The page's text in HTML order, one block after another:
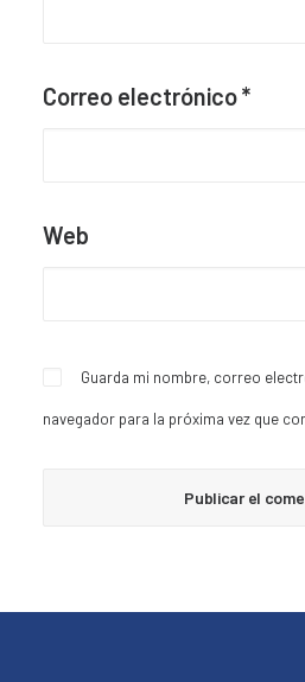
Correo electrónico*
Web
Guarda mi nombre, correo
navegador para la próxima vez que